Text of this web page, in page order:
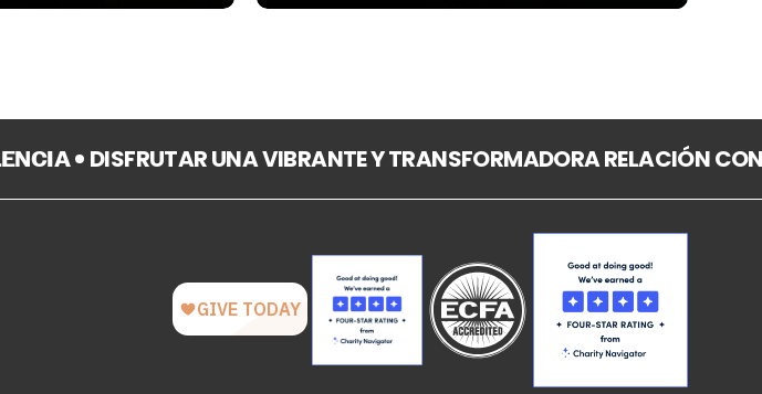
DISFRUTAR UNA VIBRANTE Y TRANSFORMADORA RELACIÓN